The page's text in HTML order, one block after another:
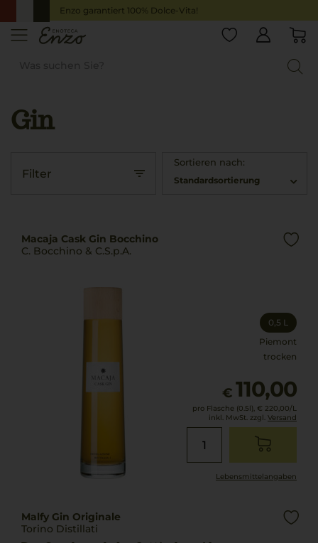
Enzo garantiert 100% Dolce-Vita!
Startseite
Gin
Filter
Sortieren nach:
Standardsortierung
Macaja Cask Gin Bocchino
C. Bocchino & C.S.p.A.
0,5 L
Piemont
trocken
€ 110,00
pro Flasche (0.5l), € 220,00/L
inkl. MwSt. zzgl. Versand
Lebensmittel­angaben
Malfy Gin Originale
Torino Distillati